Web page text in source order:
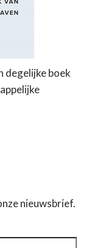
degelijke boek
nieuwsbrief.